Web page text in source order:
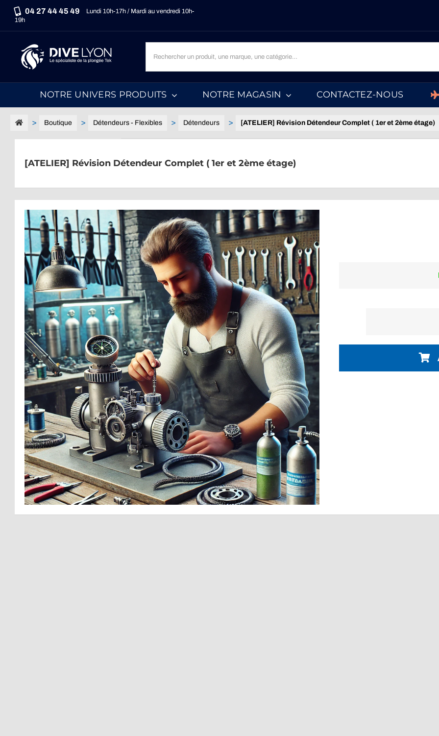
Passer
04 27 44 45 49
Lundi 10h-17h / Mardi au vendredi 10h-
19h
un
produit,
une
marque,
une
catégorie...
NOTRE UNIVERS PRODUITS NOTRE MAGASIN CONTACTEZ-NOUS
Boutique Détendeurs - Flexibles Détendeurs [ATELIER] Révision Détendeur Complet ( 1er et 2ème étage)
[ATELIER] Révision Détendeur Complet ( 1er et 2ème étage)